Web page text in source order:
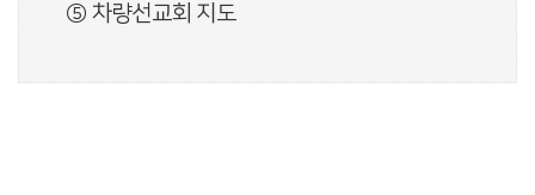
⑤ 차량선교회 지도